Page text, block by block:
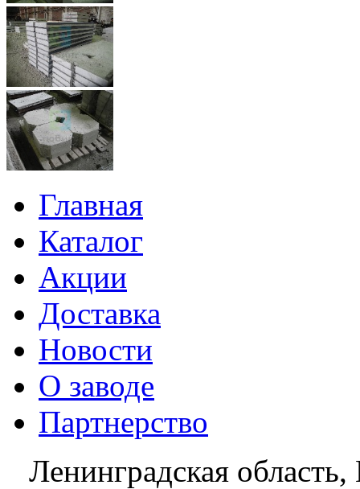
Главная
Каталог
Акции
Доставка
Новости
О заводе
Партнерство
Ленинградская